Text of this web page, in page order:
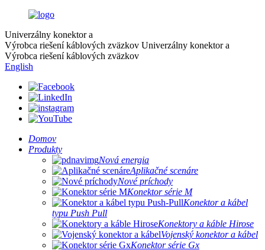
Univerzálny konektor a
Výrobca riešení káblových zväzkov Univerzálny konektor a
Výrobca riešení káblových zväzkov
English
Domov
Produkty
Nová energia
Aplikačné scenáre
Nové príchody
Konektor série M
Konektor a kábel
typu Push Pull
Konektory a káble Hirose
Vojenský konektor a kábel
Konektor série Gx